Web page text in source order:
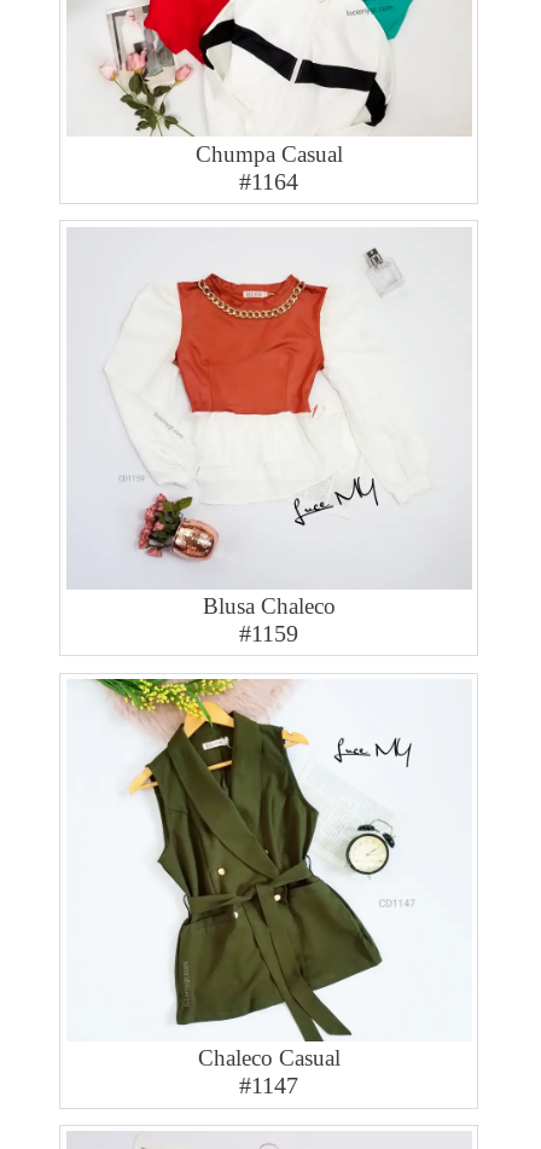
Chumpa Casual
#1164
Blusa Chaleco
#1159
Chaleco Casual
#1147